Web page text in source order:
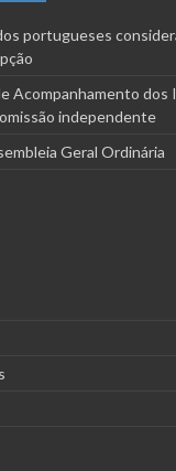
portugueses
Acompanhamento
independente
Geral Ordinária